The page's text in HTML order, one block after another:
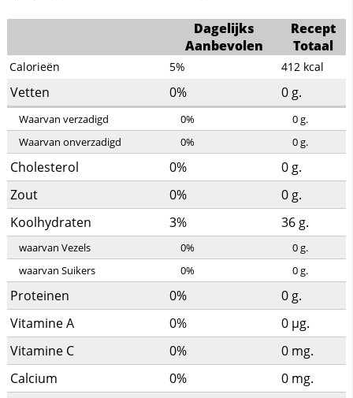
Dagelijks
Aanbevolen
Recept
Totaal
Calorieën 5% 412 kcal
Vetten 0% 0 g.
Waarvan verzadigd 0% 0g.
Waarvan onverzadigd
0% 0g.
Cholesterol 0% 0 g.
Zout
0% 0 g.
Koolhydraten
3% 36 g.
waarvan Vezels 0% 0g.
waarvan Suikers
0% 0g.
Proteinen 0% 0 g.
Vitamine A
0% 0 µg.
Vitamine C
0% 0 mg.
Calcium
0% 0 mg.